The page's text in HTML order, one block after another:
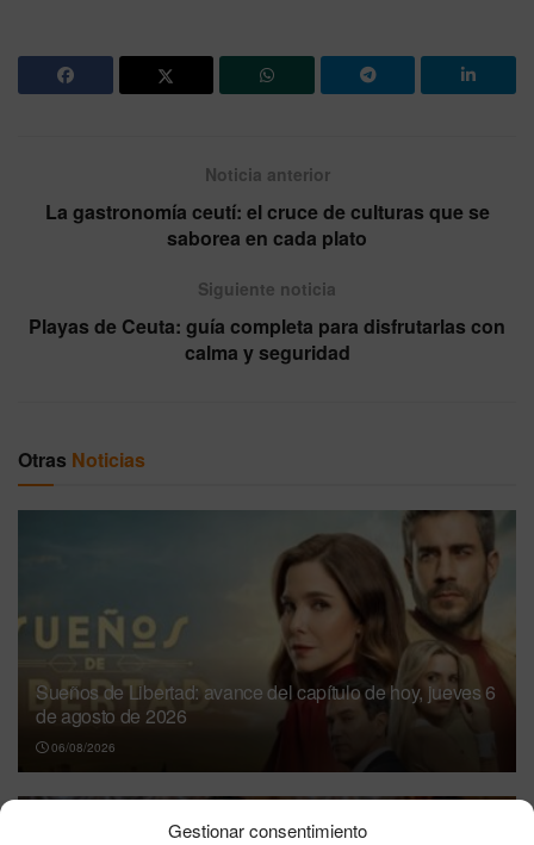
Gestionar consentimiento
Noticia anterior
La gastronomía ceutí: el cruce de culturas que se
saborea en cada plato
Siguiente noticia
Playas de Ceuta: guía completa para disfrutarlas con
calma y seguridad
Otras Noticias
Sueños de Libertad: avance del capítulo de hoy, jueves 6
de agosto de 2026
06/08/2026